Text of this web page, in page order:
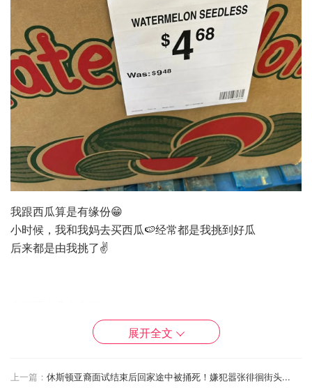
我跟西瓜算是有缘份😁
小时候，我和我妈去买西瓜🍉经常都是我挑到好瓜
后来都是由我挑了✌️
展开全文
上一篇： 休斯顿亚裔面试结束后回家途中被捅死！嫌犯嚣张徘徊街头...